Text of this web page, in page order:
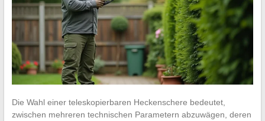
Die Wahl einer teleskopierbaren Heckenschere bedeutet,
zwischen mehreren technischen Parametern abzuwägen, deren